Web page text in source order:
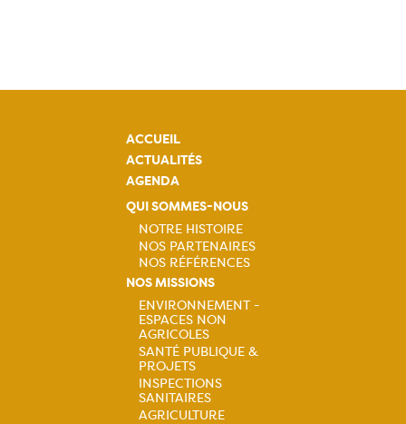
ACCUEIL
ACTUALITÉS
AGENDA
QUI SOMMES-NOUS
Navigation
principale
NOTRE HISTOIRE
NOS PARTENAIRES
NOS RÉFÉRENCES
NOS MISSIONS
Navigation
principale
ENVIRONNEMENT -
ESPACES NON
AGRICOLES
SANTÉ PUBLIQUE &
PROJETS
INSPECTIONS
SANITAIRES
AGRICULTURE